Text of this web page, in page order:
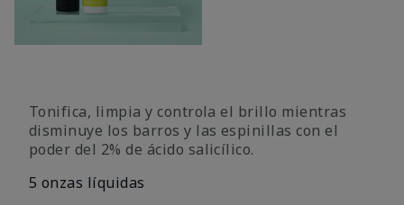
Tonifica, limpia y controla el brillo mientras
disminuye los barros y las espinillas con el
poder del 2% de ácido salicílico.
5 onzas líquidas